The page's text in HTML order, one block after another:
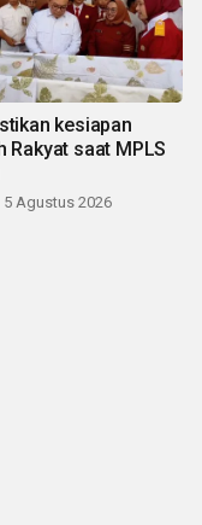
kesiapan
Rakyat saat MPLS
5 Agustus 2026